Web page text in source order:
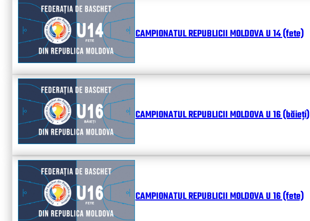
CAMPIONATUL REPUBLICII MOLDOVA U 14 (fete)
CAMPIONATUL REPUBLICII MOLDOVA U 16 (băieți)
CAMPIONATUL REPUBLICII MOLDOVA U 16 (fete)